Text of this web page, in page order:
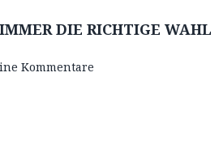
DIE RICHTIGE WAHL
Kommentare